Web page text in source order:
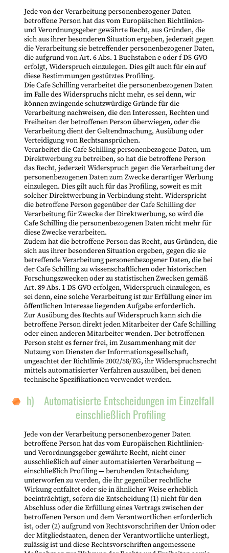
Jede von der Verarbeitung personenbezogener Daten
betroffene Person hat das vom Europäischen Richtlinien-
und Verordnungsgeber gewährte Recht, aus Gründen, die
sich aus ihrer besonderen Situation ergeben, jederzeit gegen
die Verarbeitung sie betreffender personenbezogener Daten,
die aufgrund von Art. 6 Abs. 1 Buchstaben e oder f DS-GVO
erfolgt, Widerspruch einzulegen. Dies gilt auch für ein auf
diese Bestimmungen gestütztes Profiling.
Die Cafe Schilling verarbeitet die personenbezogenen Daten
im Falle des Widerspruchs nicht mehr, es sei denn, wir
können zwingende schutzwürdige Gründe für die
Verarbeitung nachweisen, die den Interessen, Rechten und
Freiheiten der betroffenen Person überwiegen, oder die
Verarbeitung dient der Geltendmachung, Ausübung oder
Verteidigung von Rechtsansprüchen.
Verarbeitet die Cafe Schilling personenbezogene Daten, um
Direktwerbung zu betreiben, so hat die betroffene Person
das Recht, jederzeit Widerspruch gegen die Verarbeitung der
personenbezogenen Daten zum Zwecke derartiger Werbung
einzulegen. Dies gilt auch für das Profiling, soweit es mit
solcher Direktwerbung in Verbindung steht. Widerspricht
die betroffene Person gegenüber der Cafe Schilling der
Verarbeitung für Zwecke der Direktwerbung, so wird die
Cafe Schilling die personenbezogenen Daten nicht mehr für
diese Zwecke verarbeiten.
Zudem hat die betroffene Person das Recht, aus Gründen, die
sich aus ihrer besonderen Situation ergeben, gegen die sie
betreffende Verarbeitung personenbezogener Daten, die bei
der Cafe Schilling zu wissenschaftlichen oder historischen
Forschungszwecken oder zu statistischen Zwecken gemäß
Art. 89 Abs. 1 DS-GVO erfolgen, Widerspruch einzulegen, es
sei denn, eine solche Verarbeitung ist zur Erfüllung einer im
öffentlichen Interesse liegenden Aufgabe erforderlich.
Zur Ausübung des Rechts auf Widerspruch kann sich die
betroffene Person direkt jeden Mitarbeiter der Cafe Schilling
oder einen anderen Mitarbeiter wenden. Der betroffenen
Person steht es ferner frei, im Zusammenhang mit der
Nutzung von Diensten der Informationsgesellschaft,
ungeachtet der Richtlinie 2002/58/EG, ihr Widerspruchsrecht
mittels automatisierter Verfahren auszuüben, bei denen
technische Spezifikationen verwendet werden.
h) Automatisierte Entscheidungen im Einzelfall
einschließlich Profiling
Jede von der Verarbeitung personenbezogener Daten
betroffene Person hat das vom Europäischen Richtlinien-
und Verordnungsgeber gewährte Recht, nicht einer
ausschließlich auf einer automatisierten Verarbeitung —
einschließlich Profiling — beruhenden Entscheidung
unterworfen zu werden, die ihr gegenüber rechtliche
Wirkung entfaltet oder sie in ähnlicher Weise erheblich
beeinträchtigt, sofern die Entscheidung (1) nicht für den
Abschluss oder die Erfüllung eines Vertrags zwischen der
betroffenen Person und dem Verantwortlichen erforderlich
ist, oder (2) aufgrund von Rechtsvorschriften der Union oder
der Mitgliedstaaten, denen der Verantwortliche unterliegt,
zulässig ist und diese Rechtsvorschriften angemessene